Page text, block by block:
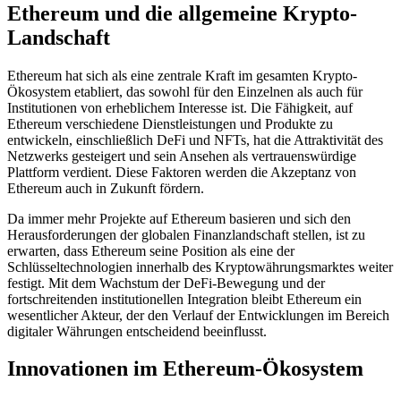
Ethereum und die allgemeine Krypto-
Landschaft
Ethereum hat sich als eine zentrale Kraft im gesamten Krypto-
Ökosystem etabliert, das sowohl für den Einzelnen als auch für
Institutionen von erheblichem Interesse ist. Die Fähigkeit, auf
Ethereum verschiedene Dienstleistungen und Produkte zu
entwickeln, einschließlich DeFi und NFTs, hat die Attraktivität des
Netzwerks gesteigert und sein Ansehen als vertrauenswürdige
Plattform verdient. Diese Faktoren werden die Akzeptanz von
Ethereum auch in Zukunft fördern.
Da immer mehr Projekte auf Ethereum basieren und sich den
Herausforderungen der globalen Finanzlandschaft stellen, ist zu
erwarten, dass Ethereum seine Position als eine der
Schlüsseltechnologien innerhalb des Kryptowährungsmarktes weiter
festigt. Mit dem Wachstum der DeFi-Bewegung und der
fortschreitenden institutionellen Integration bleibt Ethereum ein
wesentlicher Akteur, der den Verlauf der Entwicklungen im Bereich
digitaler Währungen entscheidend beeinflusst.
Innovationen im Ethereum-Ökosystem